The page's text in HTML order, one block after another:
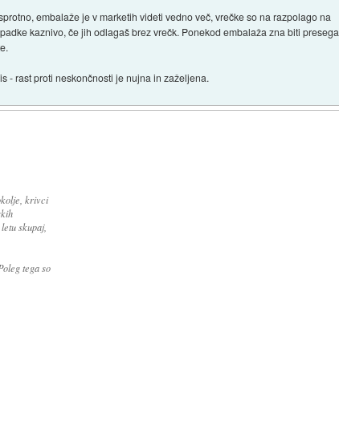
embalaže je v marketih videti vedno več, vrečke so na razpolago na
kaznivo, če jih odlagaš brez vrečk. Ponekod embalaža zna biti presega
- rast proti neskončnosti je nujna in zaželjena.
krivci
skupaj,
tega so